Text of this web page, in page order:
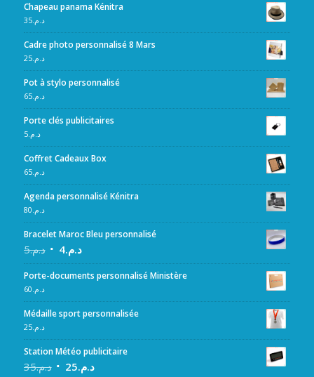
Chapeau panama Kénitra
د.م.35
Cadre photo personnalisé 8 Mars
د.م.25
Pot à stylo personnalisé
د.م.65
Porte clés publicitaires
د.م.5
Coffret Cadeaux Box
د.م.65
Agenda personnalisé Kénitra
د.م.80
Bracelet Maroc Bleu personnalisé
د.م.5 د.م.4
Porte-documents personnalisé Ministère
د.م.60
Médaille sport personnalisée
د.م.25
Station Météo publicitaire
د.م.35 د.م.25